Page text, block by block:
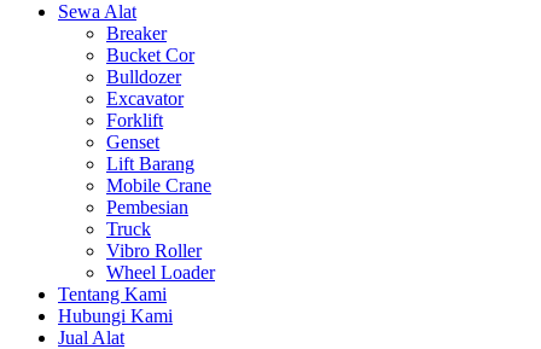
Sewa Alat
Breaker
Bucket Cor
Bulldozer
Excavator
Forklift
Genset
Lift Barang
Mobile Crane
Pembesian
Truck
Vibro Roller
Wheel Loader
Tentang Kami
Hubungi Kami
Jual Alat